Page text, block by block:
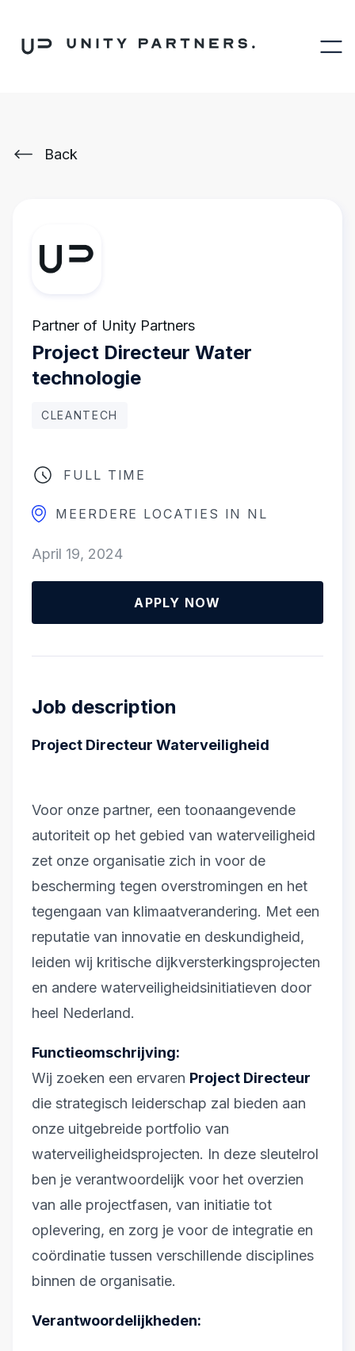
Back
Partner of Unity Partners
Project Directeur Water
technologie
CLEANTECH
FULL TIME
MEERDERE LOCATIES IN NL
April 19, 2024
APPLY NOW
Job description
Project Directeur Waterveiligheid
Voor onze partner, een toonaangevende
autoriteit op het gebied van waterveiligheid
zet onze organisatie zich in voor de
bescherming tegen overstromingen en het
tegengaan van klimaatverandering. Met een
reputatie van innovatie en deskundigheid,
leiden wij kritische dijkversterkingsprojecten
en andere waterveiligheidsinitiatieven door
heel Nederland.
Functieomschrijving:
Wij zoeken een ervaren Project Directeur
die strategisch leiderschap zal bieden aan
onze uitgebreide portfolio van
waterveiligheidsprojecten. In deze sleutelrol
ben je verantwoordelijk voor het overzien
van alle projectfasen, van initiatie tot
oplevering, en zorg je voor de integratie en
coördinatie tussen verschillende disciplines
binnen de organisatie.
Verantwoordelijkheden: